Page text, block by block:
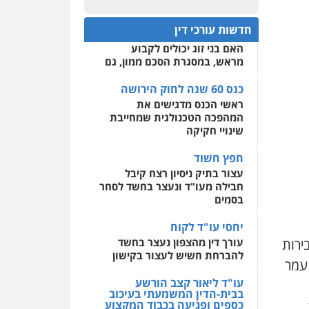
עמר
ומעצרים סייבר ניהול
משברים פליליים
0506355388
עו"ד דרוויש נאשף
פלילי פשיעה חמורה
אדם
0527448141
חליל ביאדי – משרד
עורכי דין
פלילי דיני תעבורה מעצרים
0509636895
עו"ד איהאב זבידאת
פשע עבירות המתה
עבירות מין
0522508109
אחסון אתרים
מהירות הגנה גיבוי
לעורכי דין
מרכז התחלה חדשה
שירותים מקצועיים לעורכי
דין
0544500346
חדשות עורכי דין
המתח שבין חוק יחסי ממון
לבין חוק הירושה
האם בני זוג יכולים לקבוע
מראש, במסגרת הסכם ממון, גם
כנס 60 שנה לחוק הירושה
ראשי הכנס מדגישים את
המהפכה הטכנולגית שמחייבת
שינויי חקיקה
חפץ חשוד
עצור בתיק ניסיון רצח קיבל
חבילה מעו"ד ונעצר בחשד לסחר
בסמים
יחסי עו"ד לקוח
עורך דין מהצפון נעצר בחשד
להברחת חשיש לעצור בקישון
עו"ד ליאור קצב הורשע
בבית-הדין המשמעתי בעיכוב
כספים ופגיעה בכבוד המקצוע